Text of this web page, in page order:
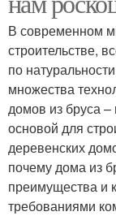
В современном
строительстве,
по
множества
домов из бруса
основой для
деревенских
почему дома из
преимущества и
требованиями